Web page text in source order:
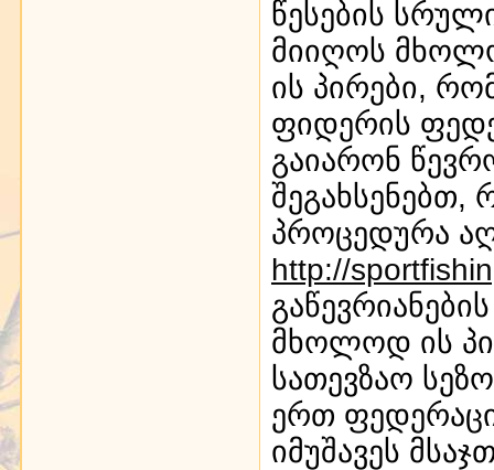
წესების
მიიღოს
ის პირები,
ფიდერის
გაიარონ
შეგახსენებთ,
პროცედურა
http://
მხოლოდ ის
სათევზაო
ერთ
იმუშავეს